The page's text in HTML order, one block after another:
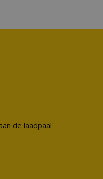
de laadpaal'